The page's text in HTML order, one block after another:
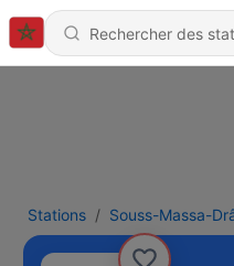
Stations Souss-Massa-